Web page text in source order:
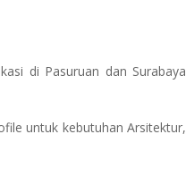
di Pasuruan dan Surabaya
untuk kebutuhan Arsitektur,